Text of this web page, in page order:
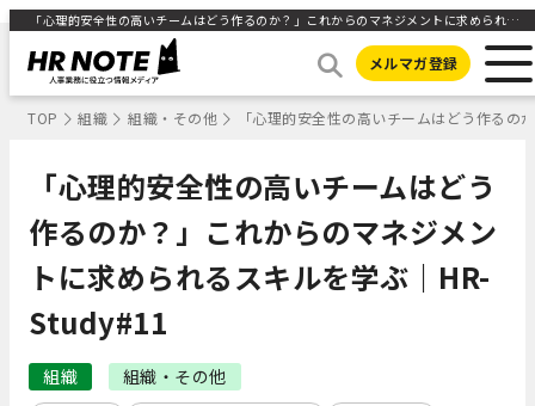
「心理的安全性の高いチームはどう作るのか？」これからのマネジメントに求められるスキルを学ぶ｜HR-Study#11 ｜HR NOTE
メルマガ登録
TOP 組織 組織・その他 「心理的安全性の高いチームはどう作る
「心理的安全性の高いチームはどう
作るのか？」これからのマネジメン
トに求められるスキルを学ぶ｜HR-
Study#11
組織 組織・その他